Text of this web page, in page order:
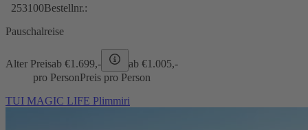
253100Bestellnr.:
Pauschalreise
Alter Preisab €1.699,- ab €1.005,-
pro PersonPreis pro Person
TUI MAGIC LIFE Plimmiri